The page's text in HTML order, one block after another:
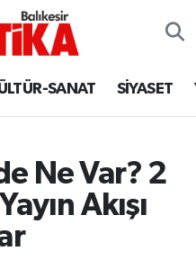
SANAT SİYASET
Ne Var? 2
Akışı
Haritası
ve Fikstür